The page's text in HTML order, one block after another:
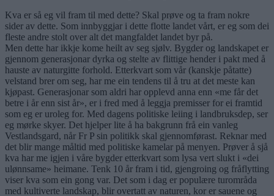
Kva er så eg vil fram til med dette? Skal prøve og ta fram nokre
sider av dette. Som innbyggjar i dette flotte landet vårt, er eg som dei
fleste andre stolt over alt det mangfaldet landet byr på.
Men dette har ikkje kome heilt av seg sjølv. Bygder og landskapet er
gjennom generasjonar dyrka og stelte av flittige hender i pakt med å
hauste av naturgitte forhold. Etterkvart som vår (kanskje påtatte)
velstand brer om seg, har me ein tendens til å tru at det meste kan
kjøpast. Generasjonar som aldri har opplevd anna enn «me får det
betre i år enn sist år», er i fred med å leggja premisser for ei framtid
som eg er uroleg for. Med dagens politiske leiing i landbruksdep, ser
eg mørke skyer. Det hjelper lite å ha bakgrunn frå ein vanleg
Vestlandsgard, når Fr P sin politikk skal gjennomførast. Reknar med
det blir mange måltid med politiske kamelar på menyen. Prøver å sjå
kva har me igjen i våre bygder etterkvart som lysa vert slukt i «dei
ulønnsame» heimane. Tenk 10 år fram i tid, gjengroing og fråflytting
viser kva som ein gong var. Det som i dag er populære turområda
med kultiverte landskap, blir overtatt av naturen, kor er sauene og